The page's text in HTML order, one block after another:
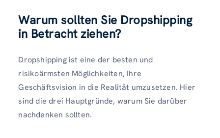
Warum sollten Sie Dropshipping
in Betracht ziehen?
Dropshipping ist eine der besten und
risikoärmsten Möglichkeiten, Ihre
Geschäftsvision in die Realität umzusetzen. Hier
sind die drei Hauptgründe, warum Sie darüber
nachdenken sollten.